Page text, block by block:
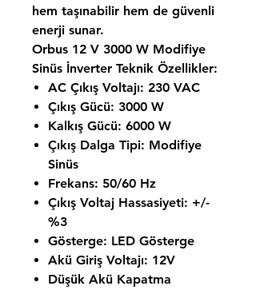
hem taşınabilir hem de güvenli
enerji sunar.
Orbus 12 V 3000 W Modifiye
Sinüs İnverter Teknik Özellikler:
AC Çıkış Voltajı: 230 VAC
Çıkış Gücü: 3000 W
Kalkış Gücü: 6000 W
Çıkış Dalga Tipi: Modifiye
Sinüs
Frekans: 50/60 Hz
Çıkış Voltaj Hassasiyeti: +/-
%3
Gösterge: LED Gösterge
Akü Giriş Voltajı: 12V
Düşük Akü Kapatma